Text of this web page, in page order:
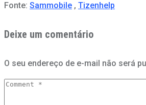
Fonte: Sammobile , Tizenhelp
Deixe um comentário
O seu endereço de e-mail não será